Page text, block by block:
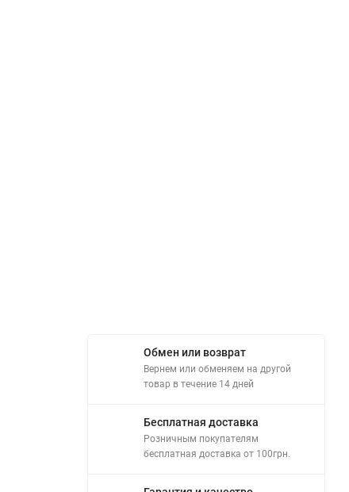
Обмен или возврат
Вернем или обменяем на другой
товар в течение 14 дней
Бесплатная доставка
Розничным покупателям
бесплатная доставка от 100грн.